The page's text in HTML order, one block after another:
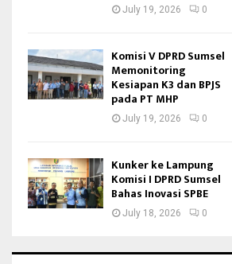
July 19, 2026 0
Komisi V DPRD Sumsel
Memonitoring
Kesiapan K3 dan BPJS
pada PT MHP
July 19, 2026 0
Kunker ke Lampung
Komisi I DPRD Sumsel
Bahas Inovasi SPBE
July 18, 2026 0